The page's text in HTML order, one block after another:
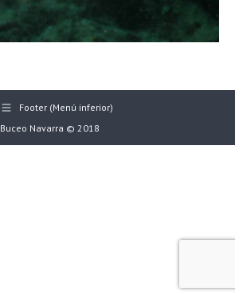
Footer (Menú inferior)
Buceo Navarra © 2018